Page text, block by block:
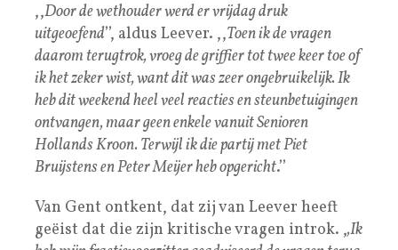
,,Door de wethouder werd er vrijdag druk
uitgeoefend’’, aldus Leever. ,,Toen ik de vragen
daarom terugtrok, vroeg de griffier tot twee keer toe of
ik het zeker wist, want dit was zeer ongebruikelijk. Ik
heb dit weekend heel veel reacties en steunbetuigingen
ontvangen, maar geen enkele vanuit Senioren
Hollands Kroon. Terwijl ik die partij met Piet
Bruijstens en Peter Meijer heb opgericht.’’
Van Gent ontkent, dat zij van Leever heeft
geëist dat die zijn kritische vragen introk. ,,Ik